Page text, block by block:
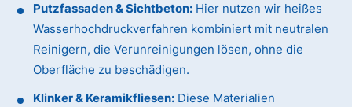
Putzfassaden & Sichtbeton: Hier nutzen wir heißes
Wasserhochdruckverfahren kombiniert mit neutralen
Reinigern, die Verunreinigungen lösen, ohne die
Oberfläche zu beschädigen.
Klinker & Keramikfliesen: Diese Materialien